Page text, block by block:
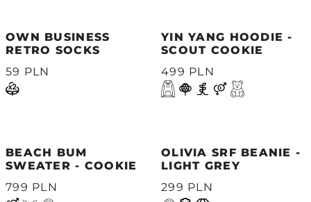
OWN BUSINESS
RETRO SOCKS
59 PLN
YIN YANG HOODIE -
SCOUT COOKIE
499 PLN
BEACH BUM
SWEATER - COOKIE
799 PLN
OLIVIA SRF BEANIE -
LIGHT GREY
299 PLN